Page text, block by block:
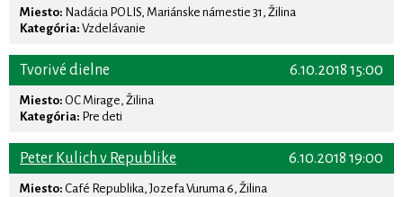
Miesto: Nadácia POLIS, Mariánske námestie 31, Žilina
Kategória: Vzdelávanie
6.10.2018 15:00
Tvorivé dielne
Miesto: OC Mirage, Žilina
Kategória: Pre deti
6.10.2018 19:00
Peter Kulich v Republike
Miesto: Café Republika, Jozefa Vuruma 6, Žilina